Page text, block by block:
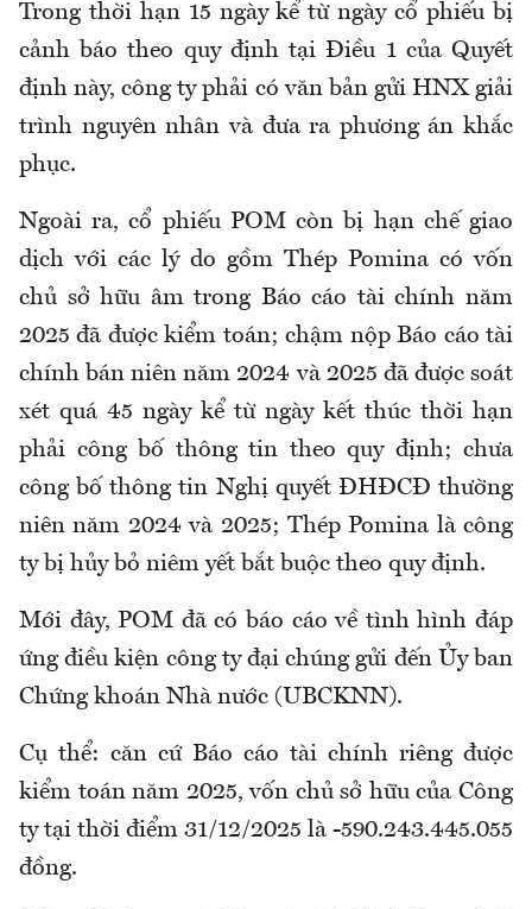
Trong thời hạn 15 ngày kể từ ngày cổ phiếu bị
cảnh báo theo quy định tại Điều 1 của Quyết
định này, công ty phải có văn bản gửi HNX giải
trình nguyên nhân và đưa ra phương án khắc
phục.
Ngoài ra, cổ phiếu POM còn bị hạn chế giao
dịch với các lý do gồm Thép Pomina có vốn
chủ sở hữu âm trong Báo cáo tài chính năm
2025 đã được kiểm toán; chậm nộp Báo cáo tài
chính bán niên năm 2024 và 2025 đã được soát
xét quá 45 ngày kể từ ngày kết thúc thời hạn
phải công bố thông tin theo quy định; chưa
công bố thông tin Nghị quyết ĐHĐCĐ thường
niên năm 2024 và 2025; Thép Pomina là công
ty bị hủy bỏ niêm yết bắt buộc theo quy định.
Mới đây, POM đã có báo cáo về tình hình đáp
ứng điều kiện công ty đại chúng gửi đến Ủy ban
Chứng khoán Nhà nước (UBCKNN).
Cụ thể: căn cứ Báo cáo tài chính riêng được
kiểm toán năm 2025, vốn chủ sở hữu của Công
ty tại thời điểm 31/12/2025 là -590.243.445.055
đồng.